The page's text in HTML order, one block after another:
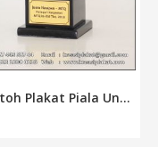
Plakat Piala Un...